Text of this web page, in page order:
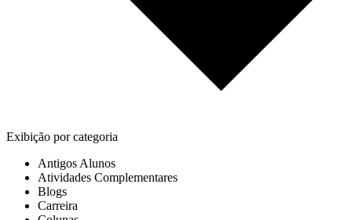
Exibição por categoria
Antigos Alunos
Atividades Complementares
Blogs
Carreira